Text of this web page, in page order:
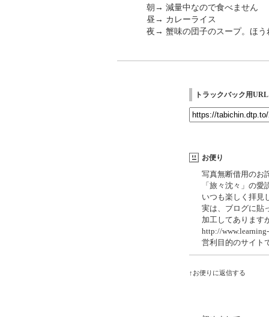
朝→ 減量中なので食べません
昼→ カレーライス
夜→ 蟹味の団子のスープ。ほう
トラックバック用URL
お便り
写真無断借用のお
「旅々沈々」の愛
いつも楽しく拝見
実は、ブログに貼
加工してあります
http://
営利目的のサイト
↑お便りに返信する